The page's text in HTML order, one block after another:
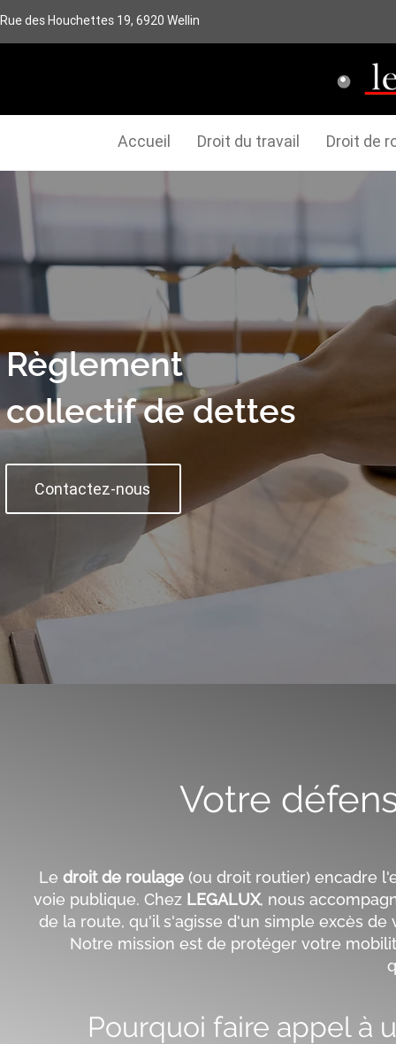
Rue des Houchettes 19, 6920 Wellin
Accueil Droit du travail Droit de
Règlement
collectif de dettes
Contactez-nous
Votre
Le droit de roulage (ou droit routier) encadre
voie publique. Chez LEGALUX, nous
de la route, qu'il s'agisse d'un simple excès
Notre mission est de protéger votre
Pourquoi faire appel à